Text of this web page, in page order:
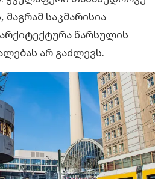
საკმარისია
წარსულის
არ გაძლევს.